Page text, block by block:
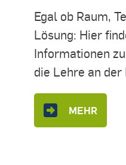
Egal ob Raum,
Lösung: Hier
Informationen
die Lehre an der
MEHR